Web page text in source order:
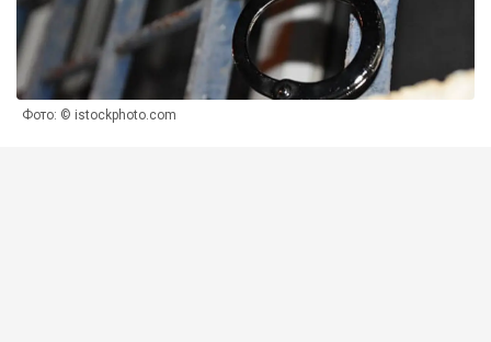
Фото: © istockphoto.com